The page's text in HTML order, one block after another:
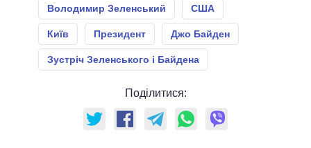
Володимир Зеленський США
Київ Президент Джо Байден
Зустріч Зеленського і Байдена
Поділитися: